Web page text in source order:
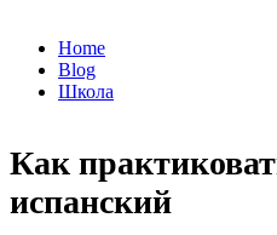
Home
Blog
Школа
Как
испанский